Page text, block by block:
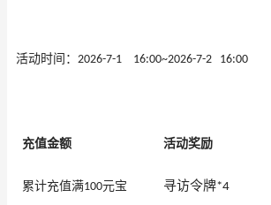
活动时间： 2026-7-1 16:00~2026-7-2 16:00
充值金额 活动奖励
累计充值满100元宝 寻访令牌*4